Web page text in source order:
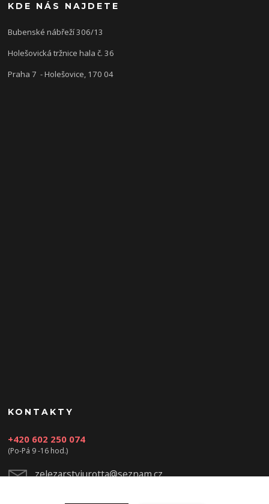
KDE NÁS NAJDETE
Bubenské nábřeží 306/13
Holešovická tržnice hala č. 36
Praha 7 - Holešovice, 170 04
KONTAKTY
+420 602 250 074
(Po-Pá 9 -16 hod.)
zelezarstviurotta@seznam.cz